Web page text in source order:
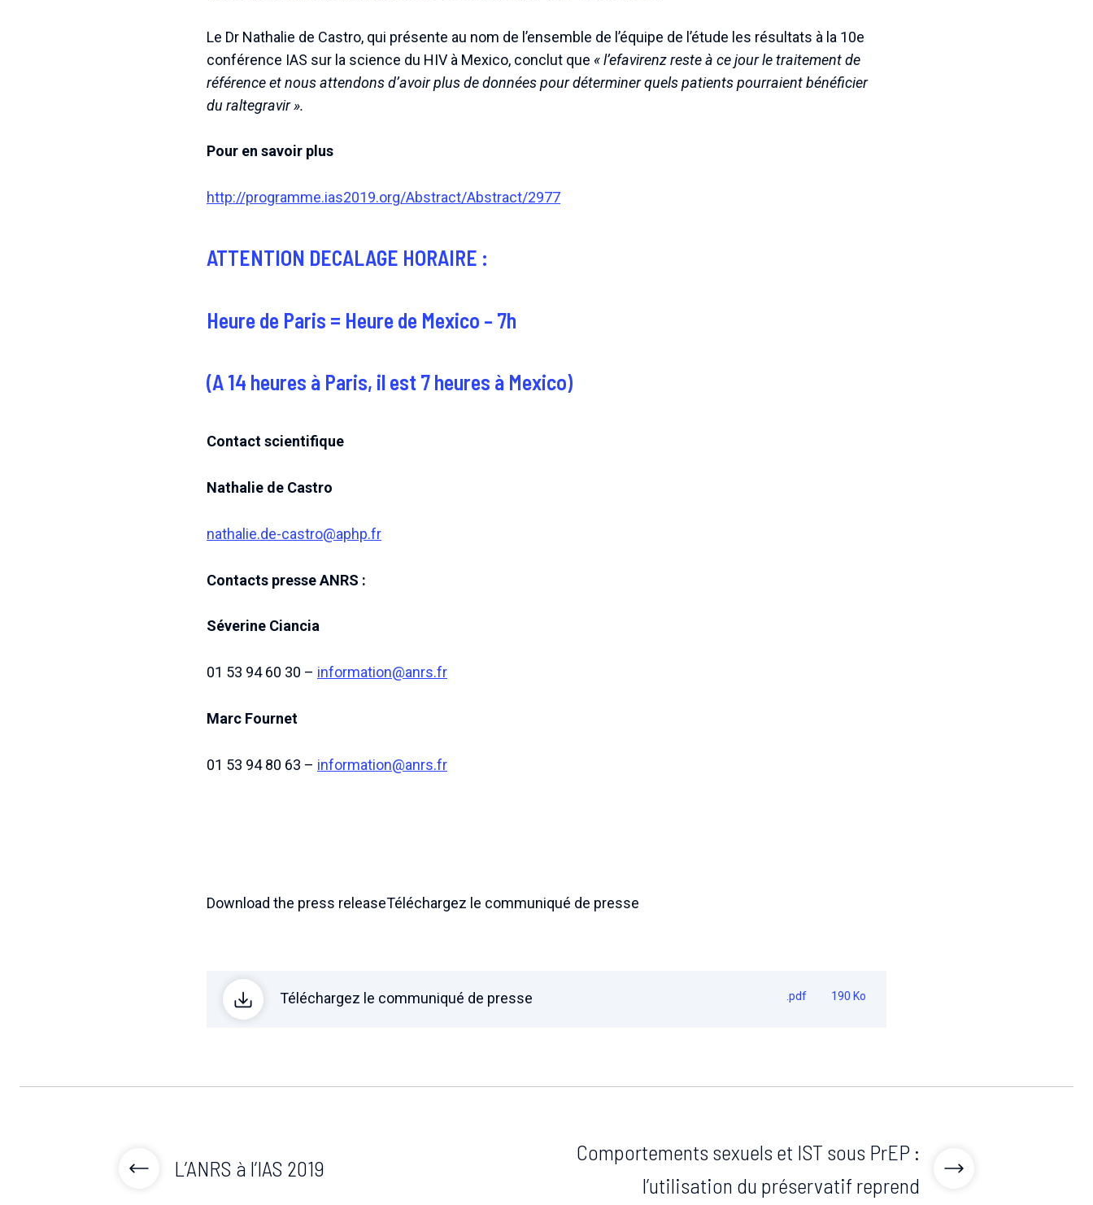
Le Dr Nathalie de Castro, qui présente au nom de l’ensemble de l’équipe de l’étude les résultats à la 10e
conférence IAS sur la science du HIV à Mexico, conclut que « l’efavirenz reste à ce jour le traitement de
référence et nous attendons d’avoir plus de données pour déterminer quels patients pourraient bénéficier
du raltegravir ».
Pour en savoir plus
http://programme.ias2019.org/Abstract/Abstract/2977
ATTENTION DECALAGE HORAIRE :
Heure de Paris = Heure de Mexico – 7h
(A 14 heures à Paris, il est 7 heures à Mexico)
Contact scientifique
Nathalie de Castro
nathalie.de-castro@aphp.fr
Contacts presse ANRS :
Séverine Ciancia
01 53 94 60 30 – information@anrs.fr
Marc Fournet
01 53 94 80 63 – information@anrs.fr
Download the press releaseTéléchargez le communiqué de presse
Téléchargez le communiqué de presse .pdf 190 Ko
L’ANRS à l’IAS 2019
Comportements sexuels et IST sous PrEP :
l’utilisation du préservatif reprend